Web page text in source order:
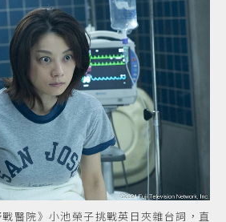
醫院》小池榮子挑戰英日夾雜台詞，直